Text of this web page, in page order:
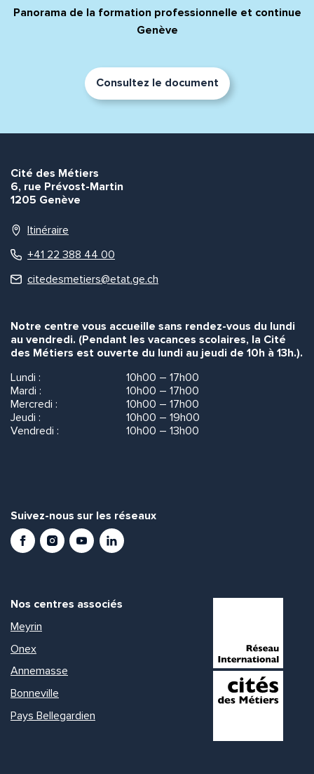
Panorama de la formation professionnelle et continue
Genève
Consultez le document
Cité des Métiers
6, rue Prévost-Martin
1205 Genève
Itinéraire
+41 22 388 44 00
citedesmetiers@etat.ge.ch
Notre centre vous accueille sans rendez-vous du lundi
au vendredi. (Pendant les vacances scolaires, la Cité
des Métiers est ouverte du lundi au jeudi de 10h à 13h.).
Lundi :
10h00 – 17h00
Mardi :
10h00 – 17h00
Mercredi :
10h00 – 17h00
Jeudi :
10h00 – 19h00
Vendredi :
10h00 – 13h00
Suivez-nous sur les réseaux
FacebookInstagramYoutubeLinkedIn
Nos centres associés
Meyrin
Onex
Annemasse
Bonneville
Pays Bellegardien